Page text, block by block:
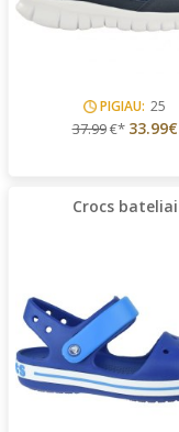
PIGIAU: 25
37.99€* 33.99€
Crocs bateliai